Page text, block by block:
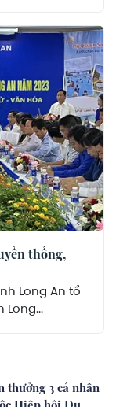
thống,
Long An tổ
thưởng 3 cá nhân